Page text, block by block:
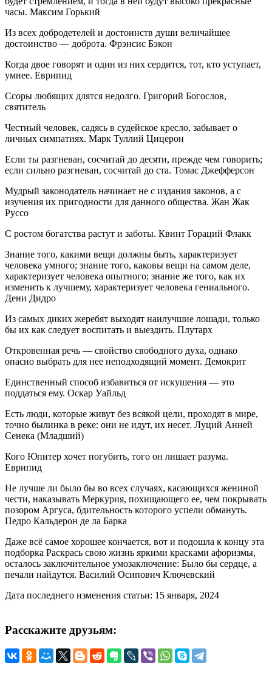
часы. Максим Горький
Из всех добродетелей и достоинств души величайшее
достоинство — доброта. Фрэнсис Бэкон
Когда двое говорят и один из них сердится, тот, кто уступает,
умнее. Еврипид
Ссоры любящих длятся недолго. Григорий Богослов,
святитель
Честный человек, садясь в судейское кресло, забывает о
личных симпатиях. Марк Туллий Цицерон
Если ты разгневан, сосчитай до десяти, прежде чем говорить;
если сильно разгневан, сосчитай до ста. Томас Джефферсон
Мудрый законодатель начинает не с издания законов, а с
изучения их пригодности для данного общества. Жан Жак
Руссо
С ростом богатства растут и заботы. Квинт Гораций Флакк
Знание того, какими вещи должны быть, характеризует
человека умного; знание того, каковы вещи на самом деле,
характеризует человека опытного; знание же того, как их
изменить к лучшему, характеризует человека гениального.
Дени Дидро
Из самых диких жеребят выходят наилучшие лошади, только
бы их как следует воспитать и выездить. Плутарх
Откровенная речь — свойство свободного духа, однако
опасно выбрать для нее неподходящий момент. Демокрит
Единственный способ избавиться от искушения — это
поддаться ему. Оскар Уайльд
Есть люди, которые живут без всякой цели, проходят в мире,
точно былинка в реке: они не идут, их несет. Луций Анней
Сенека (Младший)
Кого Юпитер хочет погубить, того он лишает разума.
Еврипид
Не лучше ли было бы во всех случаях, касающихся жениной
чести, наказывать Меркурия, похищающего ее, чем покрывать
позором Аргуса, бдительность которого успели обмануть.
Педро Кальдерон де ла Барка
Даже всё самое хорошее кончается, вот и подошла к концу эта
подборка Раскрась свою жизнь яркими красками афоризмы,
осталось заключительное умозаключение: Было бы сердце, а
печали найдутся. Василий Осипович Ключевский
Дата последнего изменения статьи: 15 января, 2024
Расскажите друзьям: